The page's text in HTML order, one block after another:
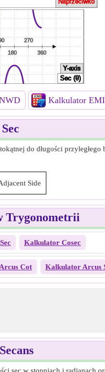
Kalkulator EMI
do długości
Side
Trygonometrii
Kalkulator Cosec
Cot Kalkulator Arcus